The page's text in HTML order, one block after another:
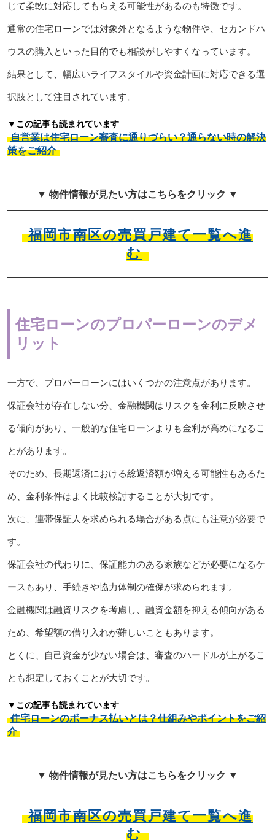
じて柔軟に対応してもらえる可能性があるのも特徴です。
通常の住宅ローンでは対象外となるような物件や、セカンドハ
ウスの購入といった目的でも相談がしやすくなっています。
結果として、幅広いライフスタイルや資金計画に対応できる選
択肢として注目されています。
▼この記事も読まれています
自営業は住宅ローン審査に通りづらい？通らない時の解決
策をご紹介
▼ 物件情報が見たい方はこちらをクリック ▼
福岡市南区の売買戸建て一覧へ進
む
住宅ローンのプロパーローンのデメ
リット
一方で、プロパーローンにはいくつかの注意点があります。
保証会社が存在しない分、金融機関はリスクを金利に反映させ
る傾向があり、一般的な住宅ローンよりも金利が高めになるこ
とがあります。
そのため、長期返済における総返済額が増える可能性もあるた
め、金利条件はよく比較検討することが大切です。
次に、連帯保証人を求められる場合がある点にも注意が必要で
す。
保証会社の代わりに、保証能力のある家族などが必要になるケ
ースもあり、手続きや協力体制の確保が求められます。
金融機関は融資リスクを考慮し、融資金額を抑える傾向がある
ため、希望額の借り入れが難しいこともあります。
とくに、自己資金が少ない場合は、審査のハードルが上がるこ
とも想定しておくことが大切です。
▼この記事も読まれています
住宅ローンのボーナス払いとは？仕組みやポイントをご紹
介
▼ 物件情報が見たい方はこちらをクリック ▼
福岡市南区の売買戸建て一覧へ進
む